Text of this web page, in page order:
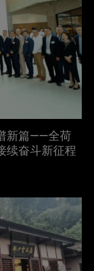
新篇——全荷
续奋斗新征程